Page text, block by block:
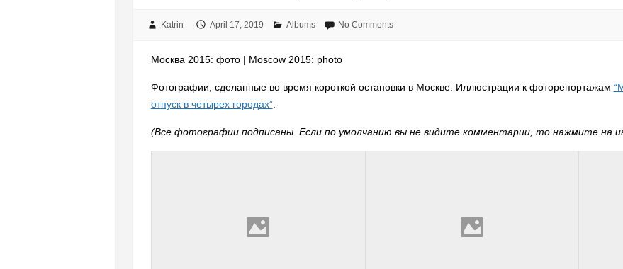
Katrin April 17, 2019 Albums No Comments
Москва 2015: фото | Moscow 2015: photo
Фотографии, сделанные во время короткой остановки в Москве. Иллюстрации к фоторепортажам
отпуск в четырех городах”.
(Все фотографии подписаны. Если по умолчанию вы не видите комментарии, то нажмите на